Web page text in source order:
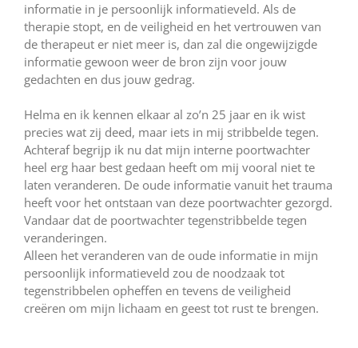
informatie in je persoonlijk informatieveld. Als de
therapie stopt, en de veiligheid en het vertrouwen van
de therapeut er niet meer is, dan zal die ongewijzigde
informatie gewoon weer de bron zijn voor jouw
gedachten en dus jouw gedrag.
Helma en ik kennen elkaar al zo’n 25 jaar en ik wist
precies wat zij deed, maar iets in mij stribbelde tegen.
Achteraf begrijp ik nu dat mijn interne poortwachter
heel erg haar best gedaan heeft om mij vooral niet te
laten veranderen. De oude informatie vanuit het trauma
heeft voor het ontstaan van deze poortwachter gezorgd.
Vandaar dat de poortwachter tegenstribbelde tegen
veranderingen.
Alleen het veranderen van de oude informatie in mijn
persoonlijk informatieveld zou de noodzaak tot
tegenstribbelen opheffen en tevens de veiligheid
creëren om mijn lichaam en geest tot rust te brengen.